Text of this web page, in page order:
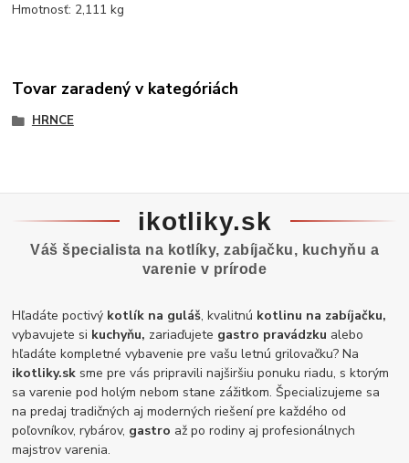
Hmotnosť: 2,111 kg
Tovar zaradený v kategóriách
HRNCE
ikotliky.sk
Váš špecialista na kotlíky, zabíjačku, kuchyňu a
varenie v prírode
Hľadáte poctivý kotlík na guláš, kvalitnú kotlinu na zabíjačku,
vybavujete si kuchyňu, zariaďujete gastro pravádzku alebo
hľadáte kompletné vybavenie pre vašu letnú grilovačku? Na
ikotliky.sk sme pre vás pripravili najširšiu ponuku riadu, s ktorým
sa varenie pod holým nebom stane zážitkom. Špecializujeme sa
na predaj tradičných aj moderných riešení pre každého od
poľovníkov, rybárov, gastro až po rodiny aj profesionálnych
majstrov varenia.